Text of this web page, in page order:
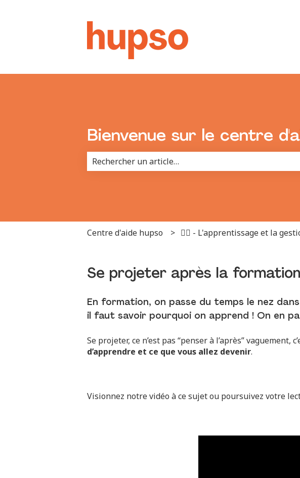
Bienvenue sur le centre
Centre d'aide hupso ✌🏻 - L'apprentissage et la
Se projeter après la formation
En formation, on passe du temps le nez
il faut savoir pourquoi on apprend ! On en
Se projeter, ce n’est pas “penser à l’après” vaguement,
d’apprendre et ce que vous allez devenir.
Visionnez notre vidéo à ce sujet ou poursuivez votre